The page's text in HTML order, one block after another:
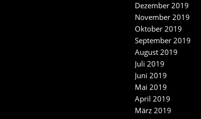
Dezember 2019
November 2019
Oktober 2019
September 2019
August 2019
Juli 2019
Juni 2019
Mai 2019
April 2019
März 2019